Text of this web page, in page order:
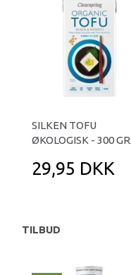
SILKEN TOFU
ØKOLOGISK - 300
29,95 DKK
TILBUD